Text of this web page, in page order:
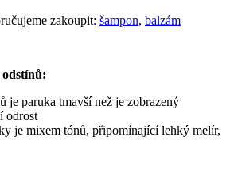
zakoupit: šampon, balzám
je paruka tmavší než je zobrazený
odrost
je mixem tónů, připomínající lehký melír,